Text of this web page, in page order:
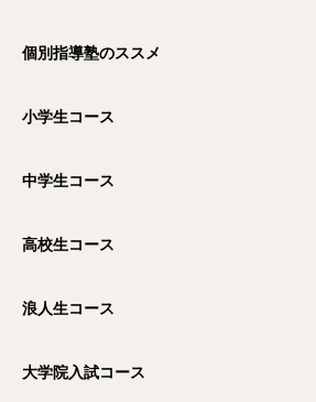
個別指導塾のススメ
小学生コース
中学生コース
高校生コース
浪人生コース
大学院入試コース